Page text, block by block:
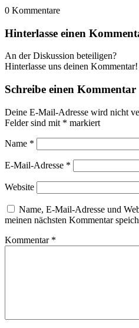
0 Kommentare
Hinterlasse einen
An der Diskussion beteiligen?
Hinterlasse uns deinen Kommentar!
Schreibe einen Kommentar
Deine E-Mail-Adresse wird nicht
Felder sind mit * markiert
Name *
E-Mail-Adresse *
Website
Name, E-Mail-Adresse und
meinen nächsten Kommentar
Kommentar *